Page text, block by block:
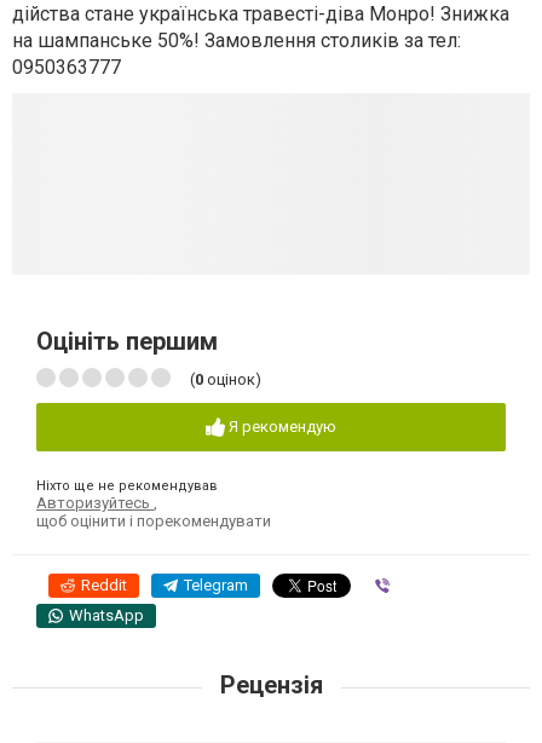
дійства стане українська травесті-діва Монро! Знижка
на шампанське 50%! Замовлення столиків за тел:
0950363777
Оцініть першим
(0 оцінок)
Я рекомендую
Ніхто ще не рекомендував
Авторизуйтесь ,
щоб оцінити і порекомендувати
Reddit Telegram
WhatsApp
Рецензія